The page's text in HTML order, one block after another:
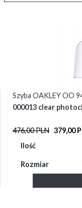
Szyba OAKLEY OO
000013 clear
476,00 PLN 379,00
Ilość
Rozmiar